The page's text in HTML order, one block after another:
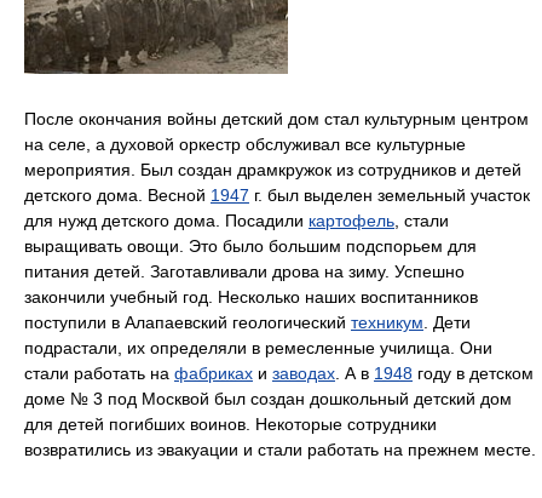
После окончания войны детский дом стал культурным центром
на селе, а духовой оркестр обслуживал все культурные
мероприятия. Был создан драмкружок из сотрудников и детей
детского дома. Весной 1947 г. был выделен земельный участок
для нужд детского дома. Посадили картофель , стали
выращивать овощи. Это было большим подспорьем для
питания детей. Заготавливали дрова на зиму. Успешно
закончили учебный год. Несколько наших воспитанников
поступили в Алапаевский геологический техникум . Дети
подрастали, их определяли в ремесленные училища. Они
стали работать на фабриках и заводах . А в 1948 гoдy в детском
доме № 3 под Москвой был создан дошкольный детский дом
для детей погибших воинов. Некоторые сотрудники
возвратились из эвакуации и стали работать на прежнем месте.